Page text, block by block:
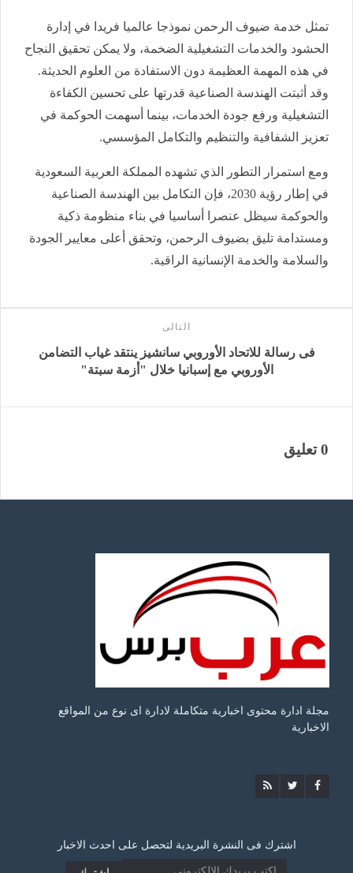
تمثل خدمة ضيوف الرحمن نموذجا عالميا فريدا في إدارة
الحشود والخدمات التشغيلية الضخمة، ولا يمكن تحقيق النجاح
في هذه المهمة العظيمة دون الاستفادة من العلوم الحديثة.
وقد أثبتت الهندسة الصناعية قدرتها على تحسين الكفاءة
التشغيلية ورفع جودة الخدمات، بينما أسهمت الحوكمة في
تعزيز الشفافية والتنظيم والتكامل المؤسسي.
ومع استمرار التطور الذي تشهده المملكة العربية السعودية
في إطار رؤية 2030، فإن التكامل بين الهندسة الصناعية
والحوكمة سيظل عنصرا أساسيا في بناء منظومة ذكية
ومستدامة تليق بضيوف الرحمن، وتحقق أعلى معايير الجودة
والسلامة والخدمة الإنسانية الراقية.
التالى
فى رسالة للاتحاد الأوروبي سانشيز ينتقد غياب التضامن
الأوروبي مع إسبانيا خلال "أزمة سبتة"
0 تعليق
مجلة ادارة محتوى اخبارية متكاملة لادارة اى نوع من المواقع
الاخبارية
اشترك فى النشرة البريدية لتحصل على احدث الاخبار